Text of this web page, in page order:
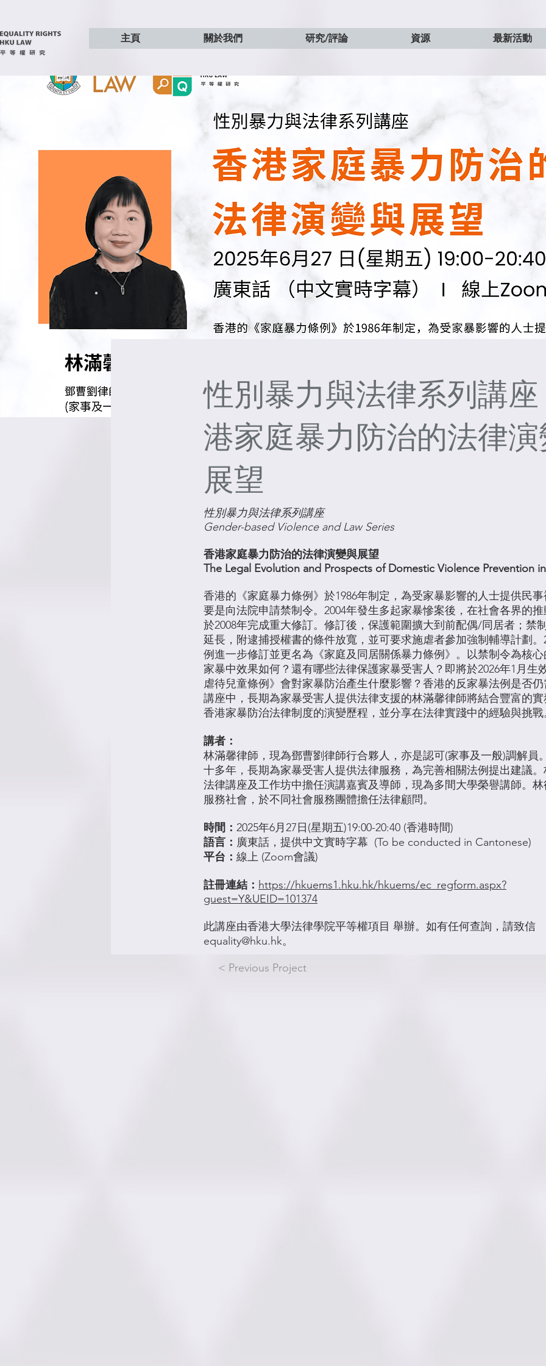
主頁 關於我們 研究/評論 資源 最新活動
性別暴力與法律系列講
港家庭暴力防治的法律
展望
性別暴力與法律系列講座
Gender-based Violence and Law Series
香港家庭暴力防治的法律演變與展望
The Legal Evolution and Prospects of Domestic Violence Prevention
香港的《家庭暴力條例》於1986年制定，為受家暴影響的人士提供民
要是向法院申請禁制令。2004年發生多起家暴慘案後，在社會各界的
於2008年完成重大修訂。修訂後，保護範圍擴大到前配偶/同居者；禁
延長，附逮捕授權書的條件放寬，並可要求施虐者參加強制輔導計劃。
例進一步修訂並更名為《家庭及同居關係暴力條例》。以禁制令為核
家暴中效果如何？還有哪些法律保護家暴受害人？即將於2026年1月生
虐待兒童條例》會對家暴防治產生什麼影響？香港的反家暴法例是否
講座中，長期為家暴受害人提供法律支援的林滿馨律師將結合豐富的
香港家暴防治法律制度的演變歷程，並分享在法律實踐中的經驗與挑戰
講者：
林滿馨律師，現為鄧曹劉律師行合夥人，亦是認可(家事及一般)調解員
十多年，長期為家暴受害人提供法律服務，為完善相關法例提出建議
法律講座及工作坊中擔任演講嘉賓及導師，現為多間大學榮譽講師。
服務社會，於不同社會服務團體擔任法律顧問。
時間： 2025年6月27日(星期五)19:00-20:40 (香港時間)
語言： 廣東話，提供中文實時字幕 (To be conducted in Cantonese)
平台： 線上 (Zoom會議)
註冊連結： https://hkuems1.hku.hk/hkuems/ec_regform.aspx?
guest=Y&UEID=101374
此講座由香港大學法律學院平等權項目 舉辦。如有任何查詢，請致信
equality@hku.hk。
< Previous Project